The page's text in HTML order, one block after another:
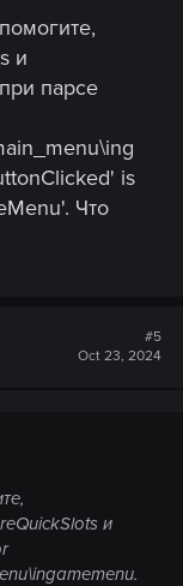
и
парсе
is
Что
#5
Oct 23, 2024
и